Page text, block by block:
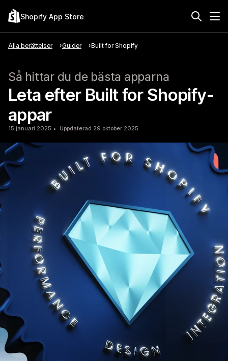
Shopify App Store
Alla berättelser Guider Built for Shopify
Så hittar du de bästa apparna
Leta efter Built for Shopify-
appar
15 januari 2025 Uppdaterad 29 oktober 2025